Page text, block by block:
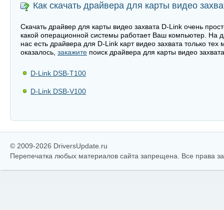
Как скачать драйвера для карты видео
Скачать драйвер для карты видео захвата D-Link очень
какой операционной системы работает Ваш компьютер. На
нас есть драйвера для D-Link карт видео захвата только
оказалось, закажите поиск драйвера для карты видео
D-Link DSB-T100
D-Link DSB-V100
© 2009-2026 DriversUpdate.ru
Перепечатка любых материалов сайта запрещена. Все права